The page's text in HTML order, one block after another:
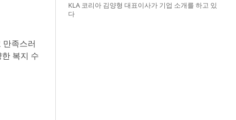
만족스러
복지 수
KLA 코리아 김양형 대표이사가 기업 소개를 하고 있
다